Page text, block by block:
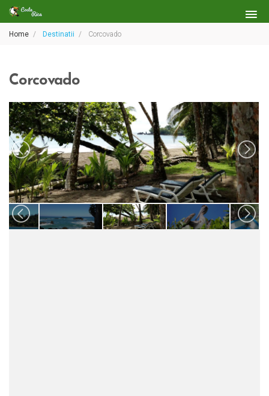
Home Destinatii Corcovado
Corcovado